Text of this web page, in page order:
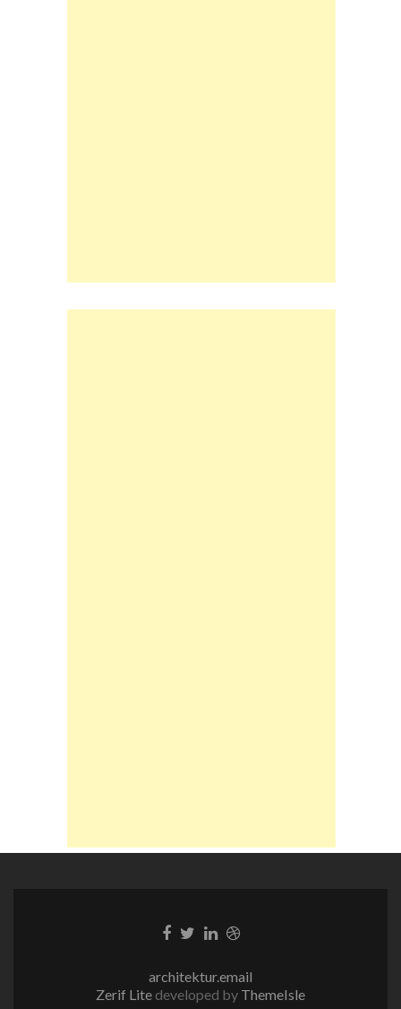
Facebook-
Twitter-
LinkedIn-
Dribble-
architektur.email
Zerif Lite developed by ThemeIsle